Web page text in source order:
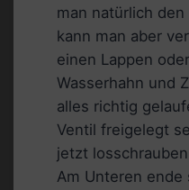
man natürlich
kann man aber
einen Lappen
Wasserhahn und
alles richtig
Ventil freigelegt
jetzt
Am Unteren ende